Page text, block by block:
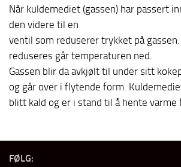
Når kuldemediet (gassen) har passert
den videre til en
ventil som reduserer trykket på
reduseres går temperaturen ned.
Gassen blir da avkjølt til under sitt
og går over i flytende form.
blitt kald og er i stand til å hente varme
FØLG: